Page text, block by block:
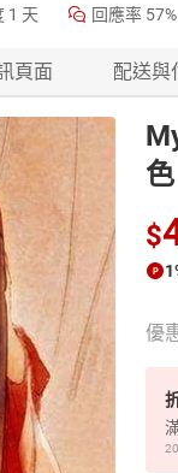
1 天 回應率 57%
頁面 配送與
$
優